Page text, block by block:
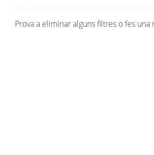
Prova a eliminar alguns filtres o fes una